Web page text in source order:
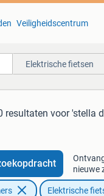
Veiligheidscentrum
Elektrische fietsen
resultaten voor 'stella
nieuwe
Elektrische